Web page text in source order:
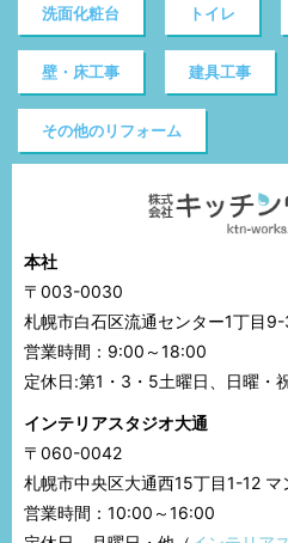
洗面化粧台 トイレ
壁・床工事 建具工事
その他のリフォーム
本社
〒003-0030
札幌市白石区流通センター1丁目9-
営業時間：9:00～18:00
定休日:第1・3・5土曜日、日曜・
インテリアスタジオ大通
〒060-0042
札幌市中央区大通西15丁目1-12 マ
営業時間：10:00～16:00